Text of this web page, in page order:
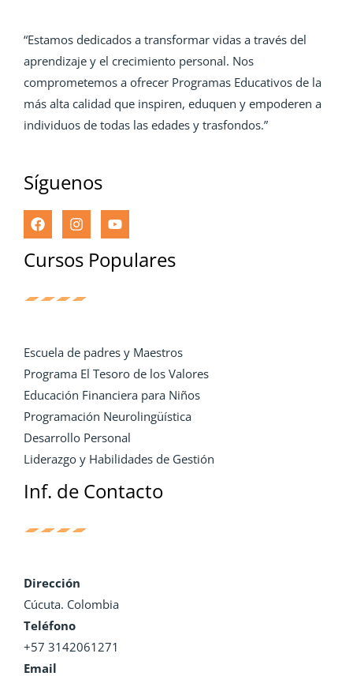
“Estamos dedicados a transformar vidas a través del
aprendizaje y el crecimiento personal. Nos
comprometemos a ofrecer Programas Educativos de la
más alta calidad que inspiren, eduquen y empoderen a
individuos de todas las edades y trasfondos.”
Síguenos
Cursos Populares
Escuela de padres y Maestros
Programa El Tesoro de los Valores
Educación Financiera para Niños
Programación Neurolingüística
Desarrollo Personal
Liderazgo y Habilidades de Gestión
Inf. de Contacto
Dirección
Cúcuta. Colombia
Teléfono
+57 3142061271
Email